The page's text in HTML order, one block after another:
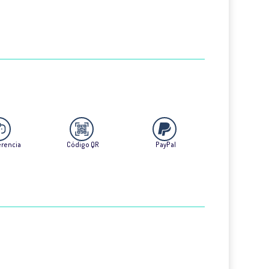
Código QR PayPal